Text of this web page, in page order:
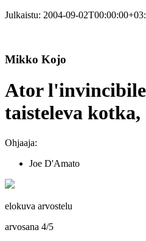
Julkaistu: 2004-09-
Mikko Kojo
Ator
taisteleva kotka,
Ohjaaja:
Joe D'Amato
elokuva arvostelu
arvosana 4/5